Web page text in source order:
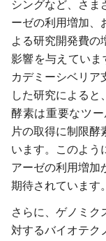
シングなど、さま
ーゼの利用増加、
よる研究開発費の
影響を与えていま
カデミーシベリア
した研究によると
酵素は重要なツ
片の取得に制限酵
います。このよう
アーゼの利用増加
期待されています。
さらに、ゲノミク
対するバイオテク